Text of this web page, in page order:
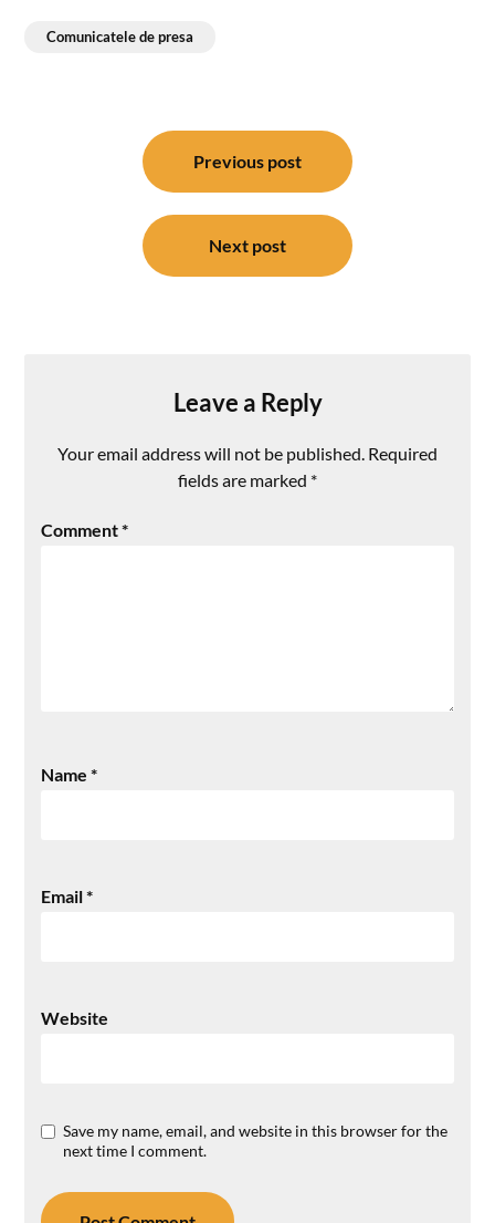
Comunicatele de presa
Previous post
Next post
Leave a Reply
Your email address will not be published. Required
fields are marked *
Comment*
Name*
Email*
Website
Save my name, email, and website in this browser for the
next time I comment.